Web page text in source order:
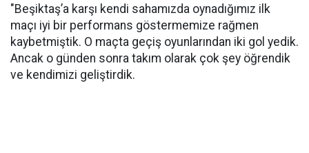
"Beşiktaş’a karşı kendi sahamızda oynadığımız ilk
maçı iyi bir performans göstermemize rağmen
kaybetmiştik. O maçta geçiş oyunlarından iki gol yedik.
Ancak o günden sonra takım olarak çok şey öğrendik
ve kendimizi geliştirdik.